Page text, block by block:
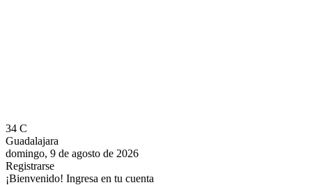
34 C
Guadalajara
domingo, 9 de agosto de 2026
Registrarse
¡Bienvenido! Ingresa en tu cuenta